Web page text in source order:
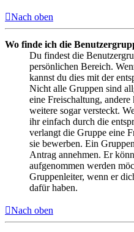
Nach oben
Wo finde ich die
Du findest die
persönlichen Bereich.
kannst du dies mit der
Nicht alle Gruppen sind
eine Freischaltung, andere
weitere sogar versteckt.
ihr einfach durch die
verlangt die Gruppe eine
sie bewerben. Ein
Antrag annehmen. Er
aufgenommen werden
Gruppenleiter, wenn er
dafür haben.
Nach oben